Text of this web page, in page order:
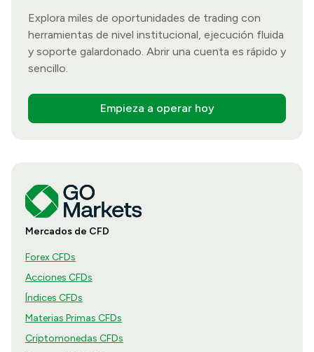
Explora miles de oportunidades de trading con
herramientas de nivel institucional, ejecución fluida
y soporte galardonado. Abrir una cuenta es rápido y
sencillo.
Empieza a operar hoy
Mercados de CFD
Forex CFDs
Acciones CFDs
Índices CFDs
Materias Primas CFDs
Criptomonedas CFDs